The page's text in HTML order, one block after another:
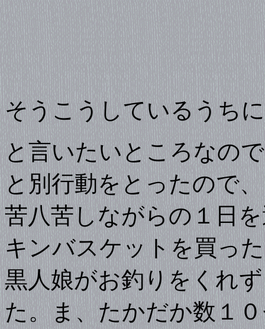
そうこうしているうち
と言いたいところなの
と別行動をとったので
苦八苦しながらの１日
キンバスケットを買っ
黒人娘がお釣りをくれ
た。ま、たかだか数１